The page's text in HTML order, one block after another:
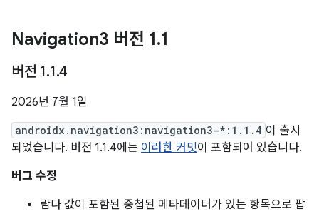
Navigation3 버전 1.1
버전 1.1.4
2026년 7월 1일
androidx.navigation3:navigation3-*:1.1.4 이 출시
되었습니다. 버전 1.1.4에는 이러한 커밋이 포함되어 있습니다.
버그 수정
람다 값이 포함된 중첩된 메타데이터가 있는 항목으로 팝